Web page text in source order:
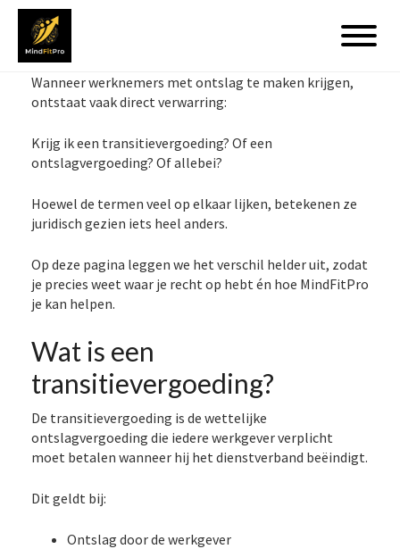
Wanneer werknemers met ontslag te maken krijgen,
ontstaat vaak direct verwarring:
Krijg ik een transitievergoeding? Of een
ontslagvergoeding? Of allebei?
Hoewel de termen veel op elkaar lijken, betekenen ze
juridisch gezien iets heel anders.
Op deze pagina leggen we het verschil helder uit, zodat
je precies weet waar je recht op hebt én hoe MindFitPro
je kan helpen.
Wat is een
transitievergoeding?
De transitievergoeding is de wettelijke
ontslagvergoeding die iedere werkgever verplicht
moet betalen wanneer hij het dienstverband beëindigt.
Dit geldt bij:
Ontslag door de werkgever